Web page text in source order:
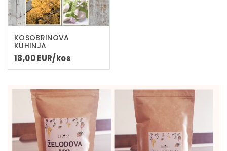
KOSOBRINOVA
KUHINJA
18,00 EUR/kos